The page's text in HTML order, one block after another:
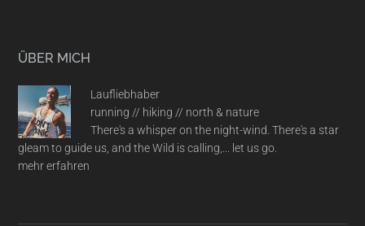
ÜBER MICH
Laufliebhaber
running // hiking // north & nature
There's a whisper on the night-wind. There's a star
gleam to guide us, and the Wild is calling,... let us go.
mehr erfahren